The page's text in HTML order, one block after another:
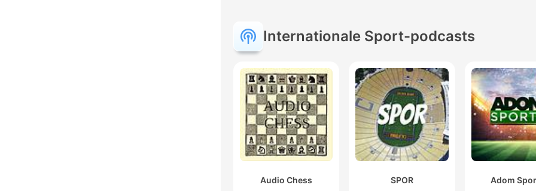
Internationale Sport-podcasts
Audio Chess SPOR Adom